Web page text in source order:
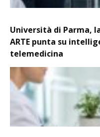
Università di Parma,
ARTE punta su
telemedicina